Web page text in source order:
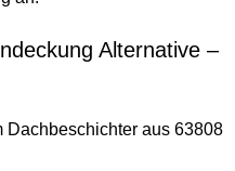
Alternative –
Dachbeschichter aus 63808